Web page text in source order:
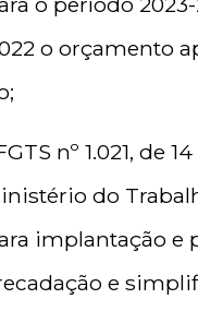
o orçamento
nº 1.021, de
do
implantação e
e